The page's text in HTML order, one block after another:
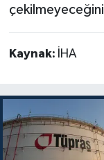
Kaynak: İHA